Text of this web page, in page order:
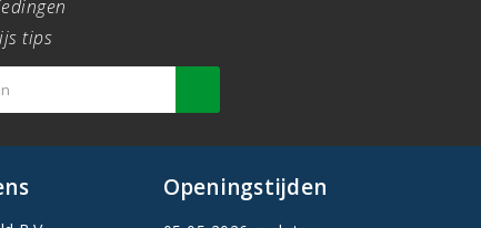
tips
Openingstijden